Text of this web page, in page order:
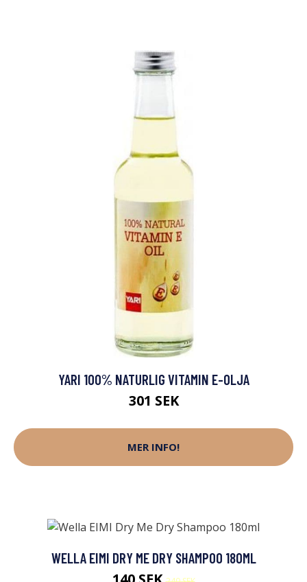
YARI 100% NATURLIG VITAMIN E-OLJA
301 SEK
MER INFO!
WELLA EIMI DRY ME DRY SHAMPOO 180ML